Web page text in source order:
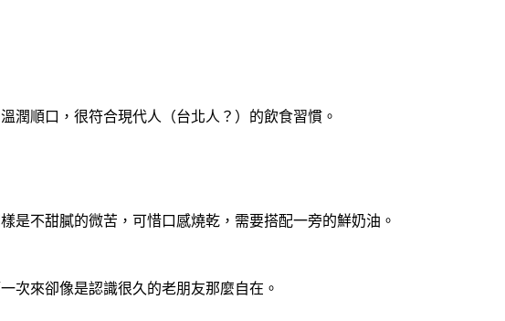
潤順口，很符合現代人（台北人？）的飲食習慣。
是不甜膩的微苦，可惜口感燒乾，需要搭配一旁的鮮奶油。
次來卻像是認識很久的老朋友那麼自在。